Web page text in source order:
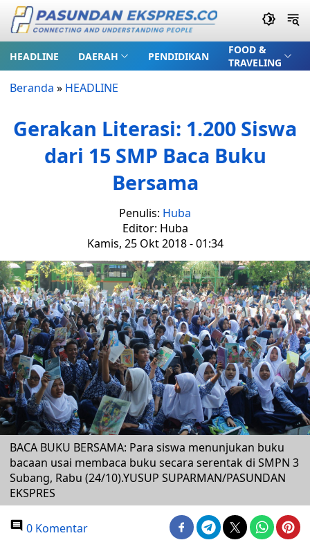
HEADLINE DAERAH PENDIDIKAN
FOOD &
TRAVELING
Beranda » HEADLINE
Gerakan Literasi: 1.200 Siswa
dari 15 SMP Baca Buku
Bersama
Penulis: Huba
Editor: Huba
Kamis, 25 Okt 2018 - 01:34
BACA BUKU BERSAMA: Para siswa menunjukan buku
bacaan usai membaca buku secara serentak di SMPN 3
Subang, Rabu (24/10).YUSUP SUPARMAN/PASUNDAN
EKSPRES
0 Komentar